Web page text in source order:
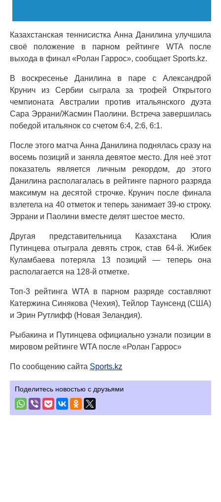
Казахстанская теннисистка Анна Данилина улучшила
своё положение в парном рейтинге WTA после
выхода в финал «Ролан Гаррос», сообщает Sports.kz.
В воскресенье Данилина в паре с Александрой
Крунич из Сербии сыграла за трофей Открытого
чемпионата Австралии против итальянского дуэта
Сара Эррани/Жасмин Паолини. Встреча завершилась
победой итальянок со счетом 6:4, 2:6, 6:1.
После этого матча Анна Данилина поднялась сразу на
восемь позиций и заняла девятое место. Для неё этот
показатель является личным рекордом, до этого
Данилина располагалась в рейтинге парного разряда
максимум на десятой строчке. Крунич после финала
взлетела на 40 отметок и теперь занимает 39-ю строку.
Эррани и Паолини вместе делят шестое место.
Другая представительница Казахстана Юлия
Путинцева отыграла девять строк, став 64-й. Жибек
Куламбаева потеряла 13 позиций — теперь она
располагается на 128-й отметке.
Топ-3 рейтинга WTA в парном разряде составляют
Катержина Синякова (Чехия), Тейлор Таунсенд (США)
и Эрин Рутлифф (Новая Зеландия).
Рыбакина и Путинцева официально узнали позиции в
мировом рейтинге WTA после «Ролан Гаррос»
По сообщению сайта Sports.kz
Поделитесь новостью с друзьями